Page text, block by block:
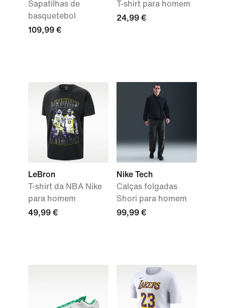
Sapatilhas de
basquetebol
109,99 €
T-shirt para homem
24,99 €
LeBron
T-shirt da NBA Nike
para homem
49,99 €
Nike Tech
Calças folgadas
Shori para homem
99,99 €